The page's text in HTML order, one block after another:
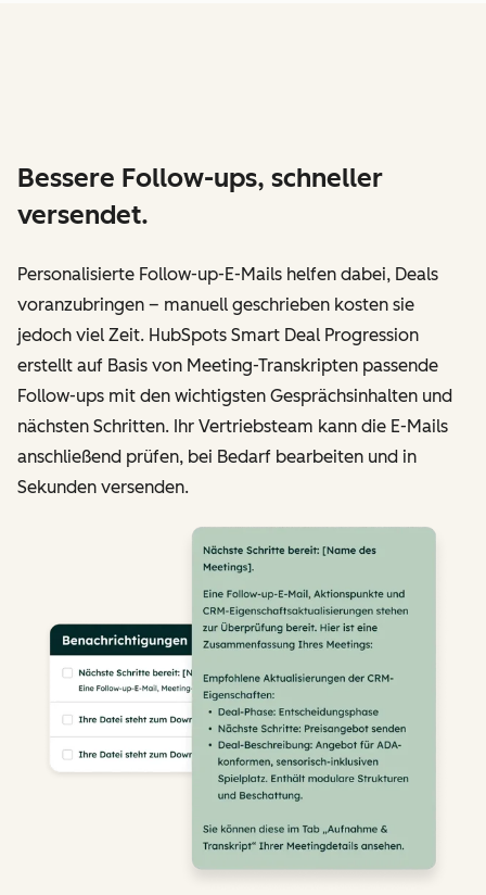
Bessere Follow-ups, schneller
versendet.
Personalisierte Follow-up-E-Mails helfen dabei, Deals
voranzubringen – manuell geschrieben kosten sie
jedoch viel Zeit. HubSpots Smart Deal Progression
erstellt auf Basis von Meeting-Transkripten passende
Follow-ups mit den wichtigsten Gesprächsinhalten und
nächsten Schritten. Ihr Vertriebsteam kann die E-Mails
anschließend prüfen, bei Bedarf bearbeiten und in
Sekunden versenden.